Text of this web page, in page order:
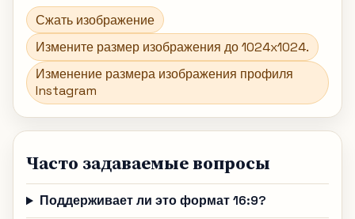
Сжать изображение
Измените размер изображения до 1024x1024.
Изменение размера изображения профиля
Instagram
Часто задаваемые вопросы
Поддерживает ли это формат 16:9?